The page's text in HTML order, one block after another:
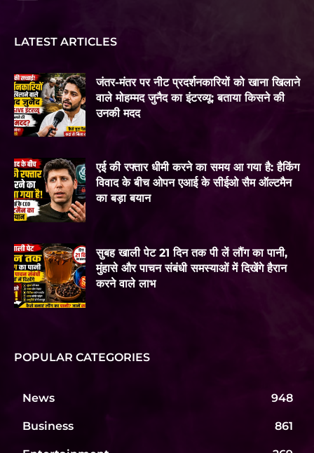
LATEST ARTICLES
जंतर-मंतर पर नीट प्रदर्शनकारियों को खाना खिलाने
वाले मोहम्मद जुनैद का इंटरव्यू: बताया किसने की
उनकी मदद
एई की रफ्तार धीमी करने का समय आ गया है: हैकिंग
विवाद के बीच ओपन एआई के सीईओ सैम ऑल्टमैन
का बड़ा बयान
सुबह खाली पेट 21 दिन तक पी लें लौंग का पानी,
मुंहासे और पाचन संबंधी समस्याओं में दिखेंगे हैरान
करने वाले लाभ
POPULAR CATEGORIES
News 948
Business 861